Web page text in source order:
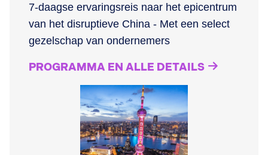
7-daagse ervaringsreis naar het epicentrum
van het disruptieve China - Met een select
gezelschap van ondernemers
PROGRAMMA EN ALLE DETAILS